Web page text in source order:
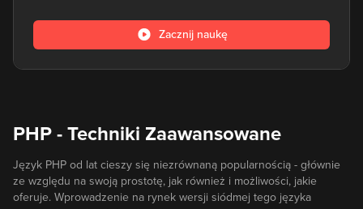
PHP - Techniki Zaawansowane
Język PHP od lat cieszy się niezrównaną popularnością - głównie
ze względu na swoją prostotę, jak również i możliwości, jakie
oferuje. Wprowadzenie na rynek wersji siódmej tego języka
Zacznij naukę